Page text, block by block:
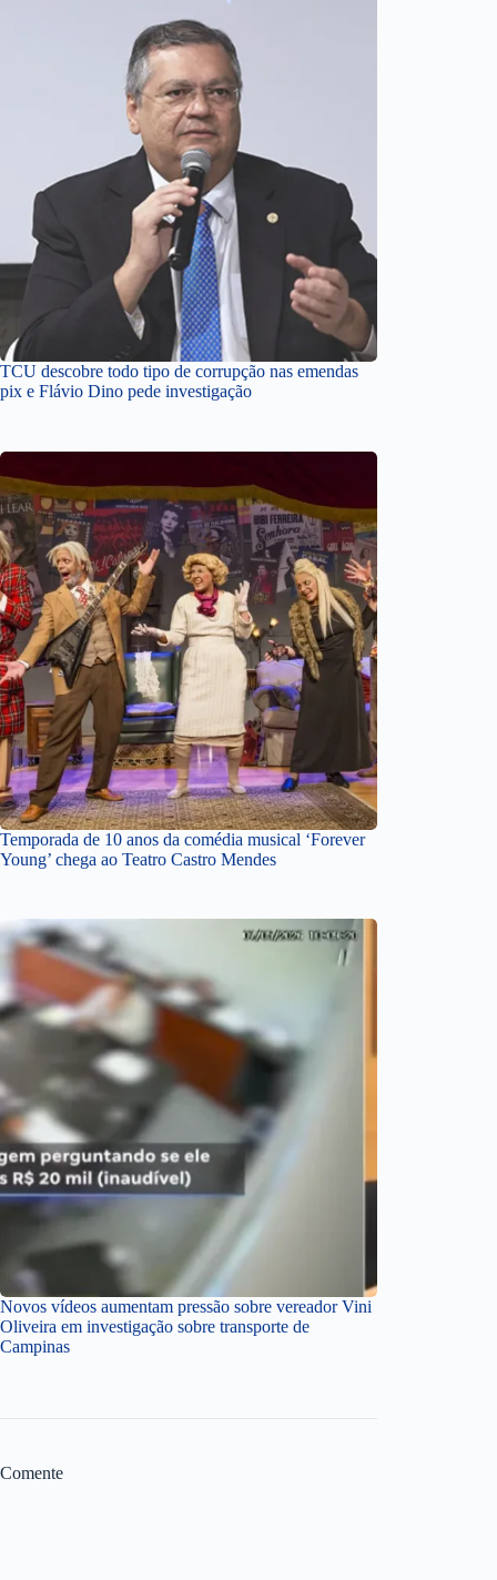
TCU descobre todo tipo de corrupção nas emendas
pix e Flávio Dino pede investigação
Temporada de 10 anos da comédia musical ‘Forever
Young’ chega ao Teatro Castro Mendes
Novos vídeos aumentam pressão sobre vereador Vini
Oliveira em investigação sobre transporte de
Campinas
Comente